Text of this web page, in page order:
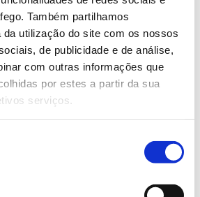
Também partilhamos
utilização do site com os nossos
de publicidade e de análise,
com outras informações que
por estes a partir da sua
serviços.
e Portugal (13,2%). No total
29 países), cerca de 1% da área
por pragas e doenças. A vida
provocaram danos em cerca
da Europa (dados de 19
fogos florestais danificaram
florestal (dados de 25 países),